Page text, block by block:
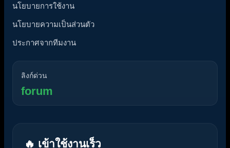
นโยบายการใช้งาน
นโยบายความเป็นส่วนตัว
ประกาศจากทีมงาน
ลิงก์ด่วน
forum
🔥 เข้าใช้งานเร็ว